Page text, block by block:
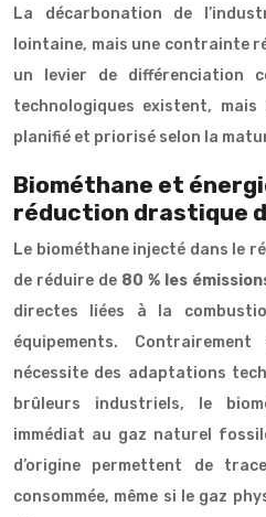
La décarbonation de
lointaine, mais une contrainte
un levier de différenciation
technologiques existent,
planifié et priorisé selon la
Biométhane et
réduction drastique
Le biométhane injecté dans le
de réduire de 80 % les
directes liées à la
équipements.
nécessite des adaptations
brûleurs industriels, le
immédiat au gaz naturel
d’origine permettent de
consommée, même si le gaz